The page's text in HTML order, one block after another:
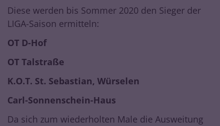
Diese werden bis Sommer 2020 den Sieger der
LIGA-Saison ermitteln:
OT D-Hof
OT Talstraße
K.O.T. St. Sebastian, Würselen
Carl-Sonnenschein-Haus
Da sich zum wiederholten Male die Ausweitung